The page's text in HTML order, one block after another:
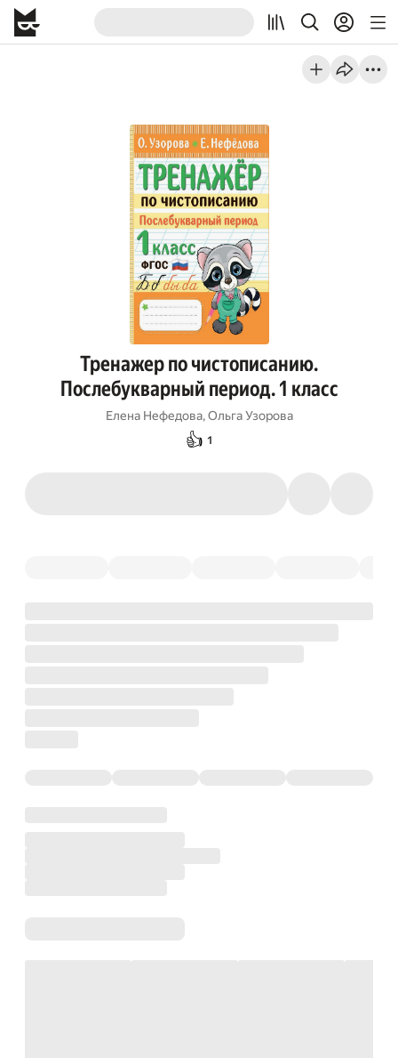
Тренажер по чистописанию.
Послебукварный период. 1 класс
Елена Нефедова,Ольга Узорова
👍 1